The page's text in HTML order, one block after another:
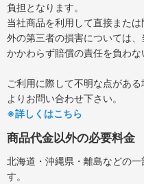
負担となります。
当社商品を利用して直接また
外の第三者の損害については
かかわらず賠償の責任を負わな
ご利用に際して不明な点があ
よりお問い合わせ下さい。
※詳しくはこちら
商品代金以外の必要料金
北海道・沖縄県・離島などの
す。